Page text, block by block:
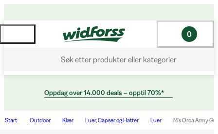
Søk etter produkter eller kategorier
0
Oppdag over 14.000 deals – opptil 70%*
Start Outdoor Klær Luer, Capser og Hatter Luer M's Orca Army